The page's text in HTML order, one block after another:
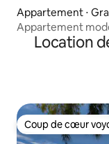
Appartement ⋅
Appartement
Location
Coup de cœur
Coup de cœur